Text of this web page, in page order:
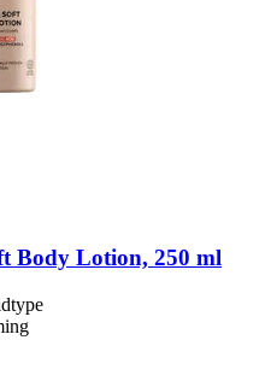
Body Lotion, 250 ml